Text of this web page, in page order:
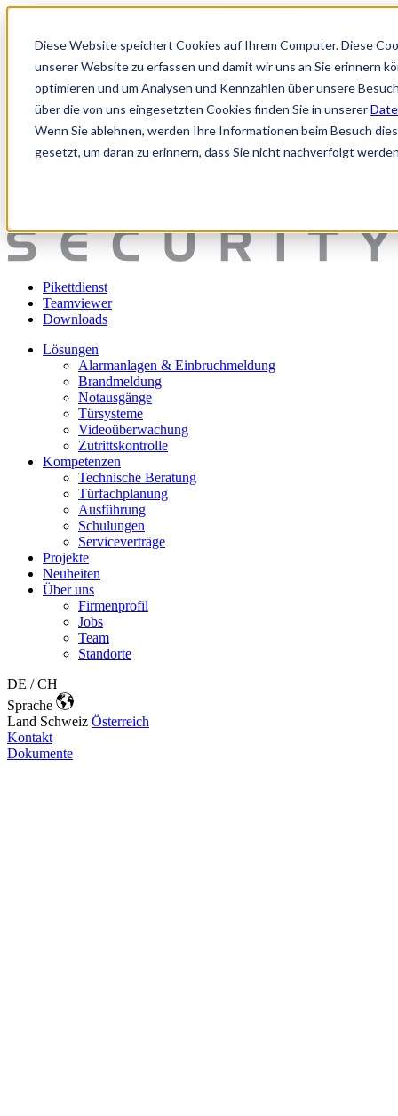
Diese Website speichert Cookies auf Ihrem Computer. Diese
unserer Website zu erfassen und damit wir uns an Sie erinnern
optimieren und um Analysen und Kennzahlen über unsere
über die von uns eingesetzten Cookies finden Sie in unserer
Wenn Sie ablehnen, werden Ihre Informationen beim Besuch
gesetzt, um daran zu erinnern, dass Sie nicht nachverfolgt
Pikettdienst
Teamviewer
Downloads
Lösungen
Alarmanlagen & Einbruchmeldung
Brandmeldung
Notausgänge
Türsysteme
Videoüberwachung
Zutrittskontrolle
Kompetenzen
Technische Beratung
Türfachplanung
Ausführung
Schulungen
Serviceverträge
Projekte
Neuheiten
Über uns
Firmenprofil
Jobs
Team
Standorte
DE / CH
Sprache
Land Schweiz Österreich
Kontakt
Dokumente